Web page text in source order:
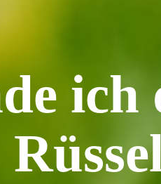
ich